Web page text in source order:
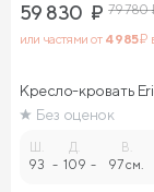
59 830 ₽ 79 780
или частями от 4 985₽
Кресло-кровать
Без оценок
93 -
Д.
109 -
В.
97 см.